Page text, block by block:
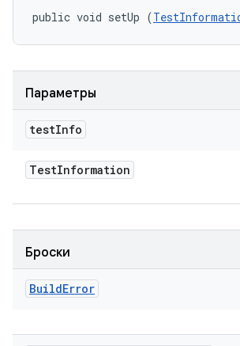
public void setUp (
Параметры
testInfo
TestInformation
Броски
BuildError